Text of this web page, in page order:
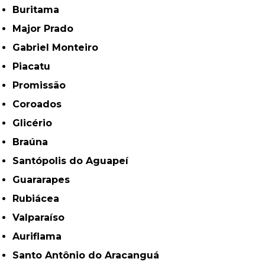
Buritama
Major Prado
Gabriel Monteiro
Piacatu
Promissão
Coroados
Glicério
Braúna
Santópolis do Aguapeí
Guararapes
Rubiácea
Valparaíso
Auriflama
Santo Antônio do Aracanguá